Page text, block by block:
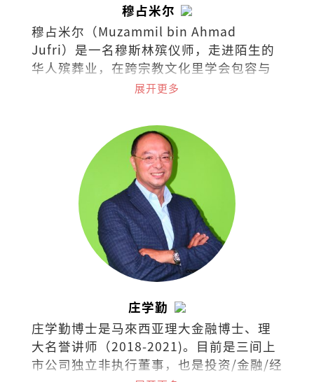
穆占米尔
穆占米尔（Muzammil bin Ahmad
Jufri）是一名穆斯林殡仪师，走进陌生的
华人殡葬业，在跨宗教文化里学会包容与
陪伴。他发现，无论信仰如何不同，人对
一条连接彼此、练习同理的道路。
展开更多
庄学勤
庄学勤博士是马來西亚理大金融博士、理
大名誉讲师（2018-2021)。目前是三间上
市公司独立非执行董事，也是投资/金融/经